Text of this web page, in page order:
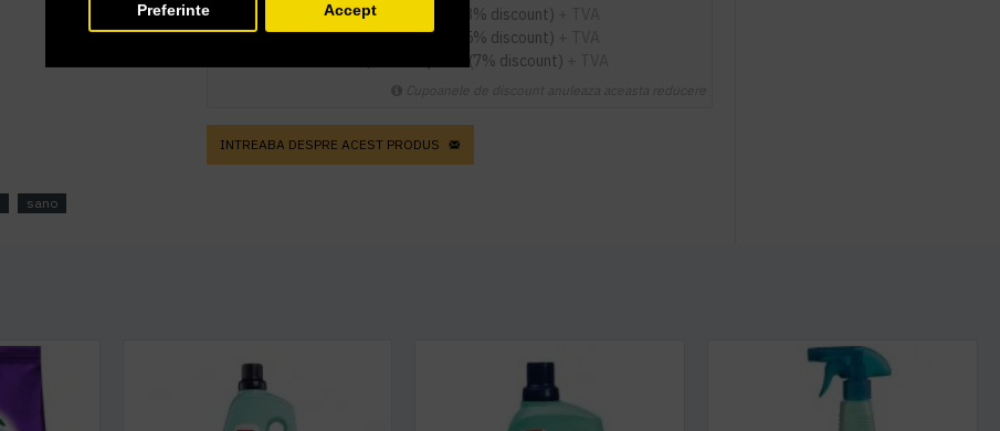
Preferinte Accept
sau mai multe la21,03 RON / buc (3% discount)
9sau mai multe la20,60 RON / buc (5% discount)
(7% discount)
INTREABA DESPRE ACEST PRODUS
sano